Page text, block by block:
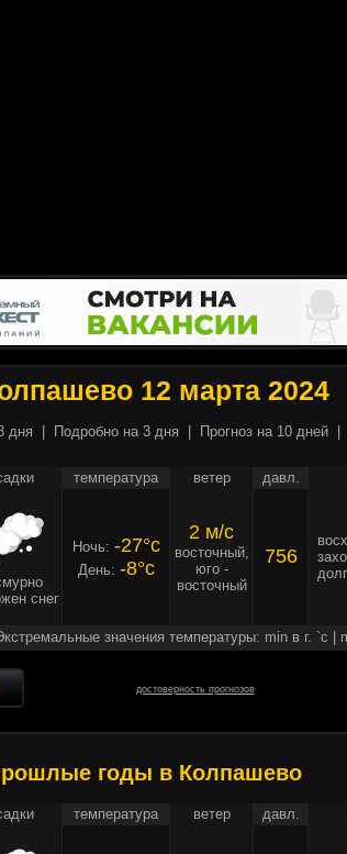
12 марта 2024
дня Подробно на 3 дня Прогноз на 10 дней
температура ветер давл.
снег
Ночь: -27°c
День: -8°c
2 м/c
восточный,
юго -
восточный
756
значения температуры: min в г. `c |
достоверность прогнозов
годы в Колпашево
температура ветер давл.